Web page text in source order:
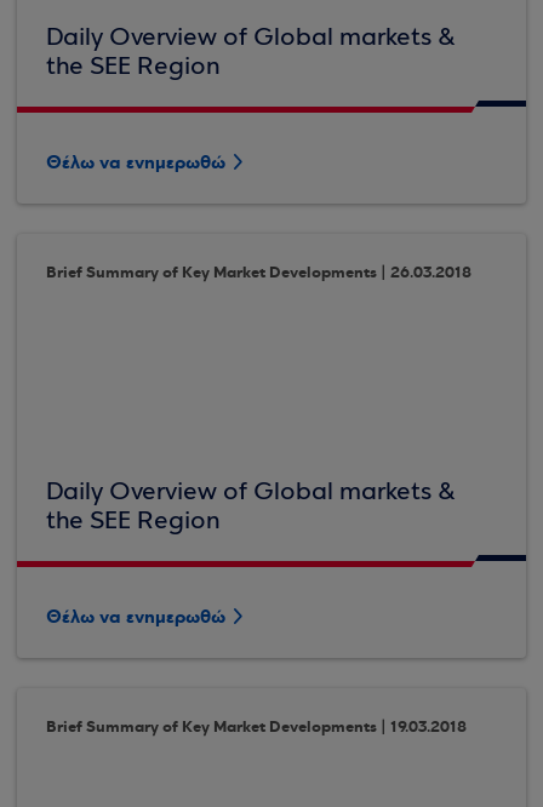
Daily Overview of Global markets &
the SEE Region
Θέλω να ενημερωθώ
Brief Summary of Key Market Developments | 26.03.2018
Daily Overview of Global markets &
the SEE Region
Θέλω να ενημερωθώ
Brief Summary of Key Market Developments | 19.03.2018